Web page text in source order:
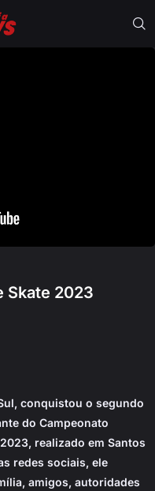
Skate 2023
conquistou o segundo
do Campeonato
realizado em Santos
redes sociais, ele
amigos, autoridades